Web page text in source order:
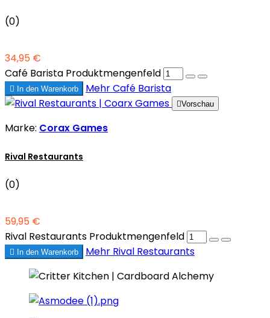
(0)
34,95 €
Café Barista Produktmengenfeld
 In den Warenkorb MehrCafé Barista
Vorschau
Marke: Corax Games
Rival Restaurants
(0)
59,95 €
Rival Restaurants Produktmengenfeld
 In den Warenkorb Mehr Rival Restaurants